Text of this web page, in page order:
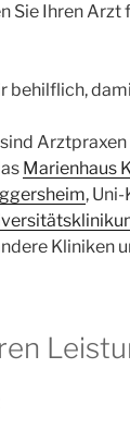
Sie Ihren
behilflich,
Marienhaus
,
Kliniken